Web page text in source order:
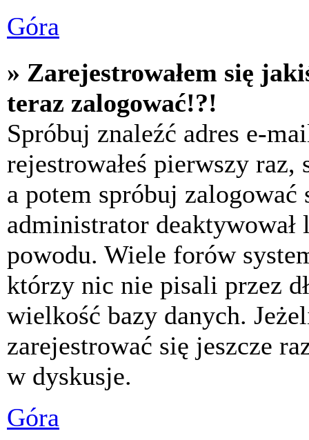
Góra
» Zarejestrowałem się
teraz zalogować!?!
Spróbuj znaleźć adres e-
rejestrowałeś pierwszy
a potem spróbuj
administrator deaktywował
powodu. Wiele forów
którzy nic nie pisali przez
wielkość bazy danych.
zarejestrować się jeszcze
w dyskusje.
Góra